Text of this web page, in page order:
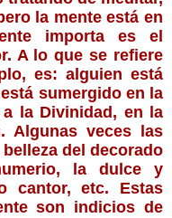
la mente está en
importa es el
A lo que se refiere
es: alguien está
sumergido en la
la Divinidad, en la
Algunas veces las
del decorado
la dulce y
cantor, etc. Estas
son indicios de